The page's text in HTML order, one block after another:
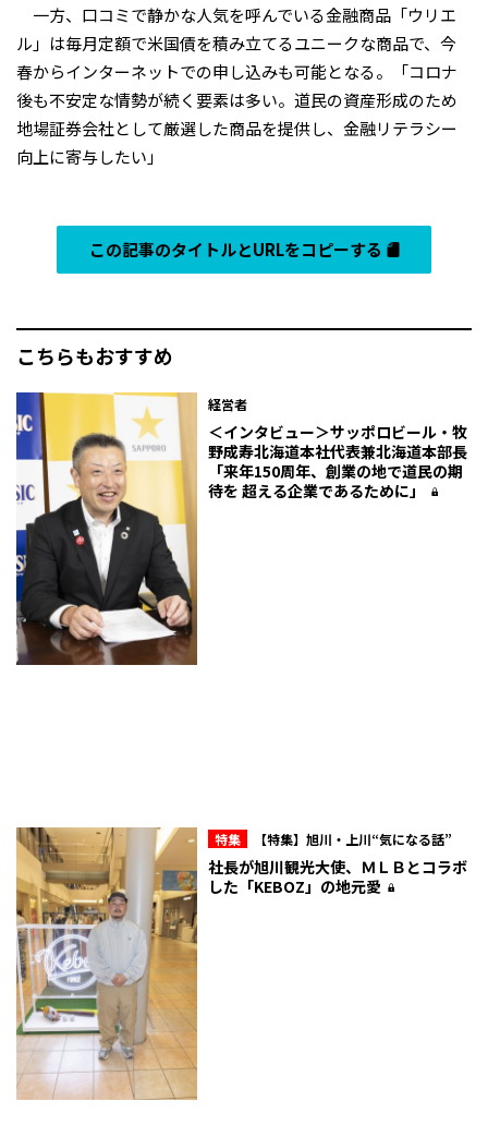
一方、口コミで静かな人気を呼んでいる金融商品「ウリエ
ル」は毎月定額で米国債を積み立てるユニークな商品で、今
春からインターネットでの申し込みも可能となる。「コロナ
後も不安定な情勢が続く要素は多い。道民の資産形成のため
地場証券会社として厳選した商品を提供し、金融リテラシー
向上に寄与したい」
この記事のタイトルとURLをコピーする
こちらもおすすめ
経営者
＜インタビュー＞サッポロビール・牧
野成寿北海道本社代表兼北海道本部長
「来年150周年、創業の地で道民の期
待を 超える企業であるために」
特集 【特集】旭川・上川“気になる話”
社長が旭川観光大使、ＭＬＢとコラボ
した「KEBOZ」の地元愛